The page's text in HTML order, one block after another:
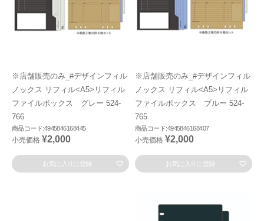
※店舗販売のみ_#デザインフィル
ノックス リフィル<A5>リフィル
ファイルボックス グレー 524-
766
商品コード:4945846168445
小売価格 ¥2,000
お気に入りに登録
※店舗販売のみ_#デザインフィル
ノックス リフィル<A5>リフィル
ファイルボックス ブルー 524-
765
商品コード:4945846168407
小売価格 ¥2,000
お気に入りに登録